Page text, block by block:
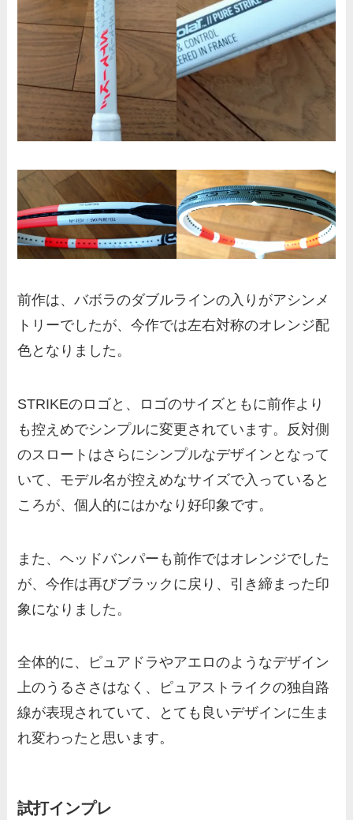
前作は、バボラのダブルラインの入りがアシンメ
トリーでしたが、今作では左右対称のオレンジ配
色となりました。
STRIKEのロゴと、ロゴのサイズともに前作より
も控えめでシンプルに変更されています。反対側
のスロートはさらにシンプルなデザインとなって
いて、モデル名が控えめなサイズで入っていると
ころが、個人的にはかなり好印象です。
また、ヘッドバンパーも前作ではオレンジでした
が、今作は再びブラックに戻り、引き締まった印
象になりました。
全体的に、ピュアドラやアエロのようなデザイン
上のうるささはなく、ピュアストライクの独自路
線が表現されていて、とても良いデザインに生ま
れ変わったと思います。
試打インプレ